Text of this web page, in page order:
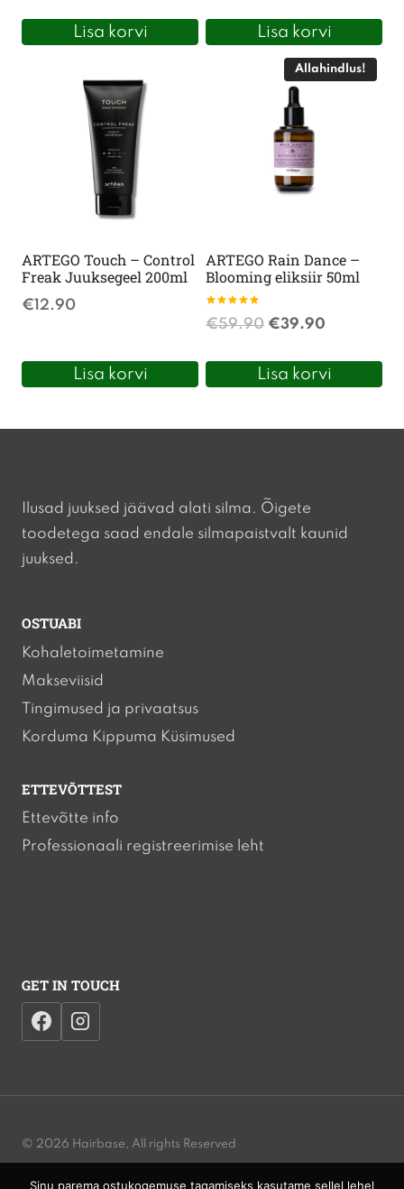
Lisa korvi Lisa korvi
ARTEGO Touch – Control
Freak Juuksegeel 200ml
€12.90
Lisa korvi
Allahindlus!
ARTEGO Rain Dance –
Blooming eliksiir 50ml
Hinnanguga
5.00
€59.90 Algne
oli:
€39.90
on:
Lisa korvi
Ilusad juuksed jäävad alati silma. Õigete
toodetega saad endale silmapaistvalt kaunid
juuksed.
OSTUABI
Kohaletoimetamine
Makseviisid
Tingimused ja privaatsus
Korduma Kippuma Küsimused
ETTEVÕTTEST
Ettevõtte info
Professionaali registreerimise leht
GET IN TOUCH
© 2026 Hairbase, All rights Reserved
Sinu parema ostukogemuse tagamiseks kasutame sellel lehel